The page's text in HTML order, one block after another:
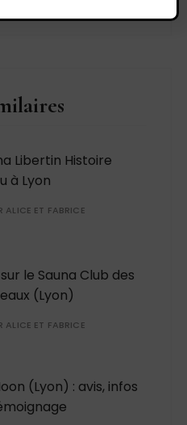
Libertin Histoire
à Lyon
ALICE ET FABRICE
le Sauna Club des
(Lyon)
ALICE ET FABRICE
(Lyon) : avis, infos